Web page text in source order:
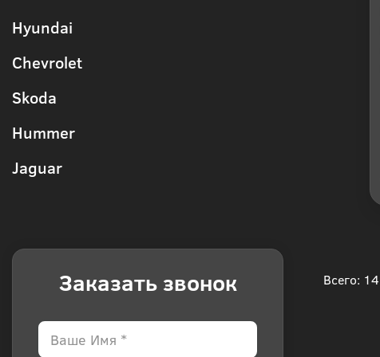
Hyundai
Chevrolet
Skoda
Hummer
Jaguar
Заказать звонок Всего: 14